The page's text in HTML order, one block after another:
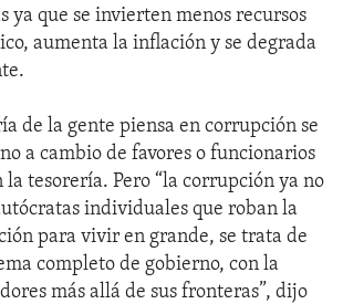
ya que se invierten menos recursos
aumenta la inflación y se degrada
de la gente piensa en corrupción se
a cambio de favores o funcionarios
la tesorería. Pero “la corrupción ya no
individuales que roban la
para vivir en grande, se trata de
completo de gobierno, con la
más allá de sus fronteras”, dijo